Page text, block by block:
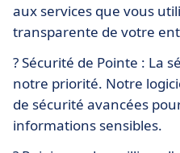
aux services que vous
transparente de votre
? Sécurité de Pointe : La
notre priorité. Notre
de sécurité avancées
informations sensibles.